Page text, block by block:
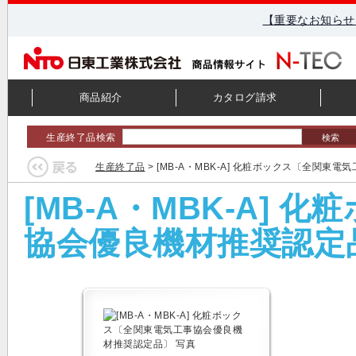
【重要なお知ら
商品紹介 カタログ請求
生産終了品検索 検索
生産終了品 > [MB-A・MBK-A] 化粧ボックス〔全関東電気
[MB-A・MBK-A] 化粧
協会優良機材推奨認定